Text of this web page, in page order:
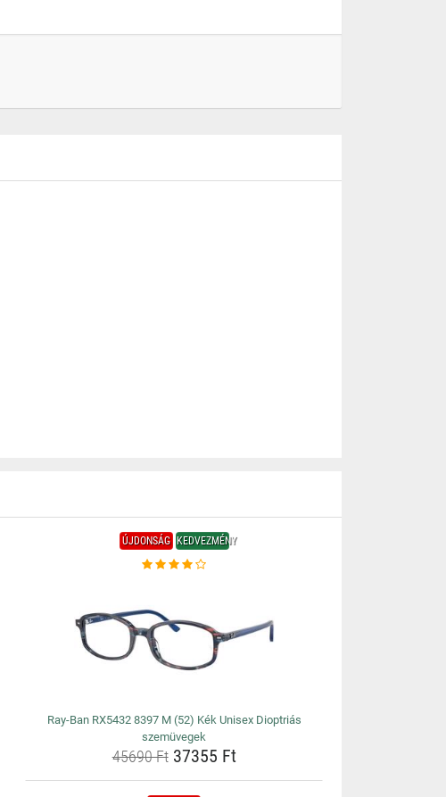
ÚJDONSÁG KEDVEZMÉNY
Ray-Ban RX5432 8397 M (52) Kék Unisex Dioptriás
szemüvegek
45690 Ft37355 Ft